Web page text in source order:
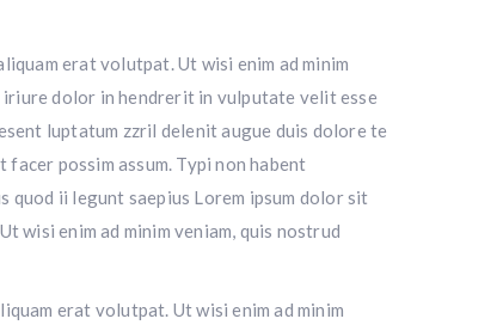
erat volutpat. Ut wisi enim ad minim
iriure dolor in hendrerit in vulputate velit esse
luptatum zzril delenit augue duis dolore te
possim assum. Typi non habent
ii legunt saepius Lorem ipsum dolor sit
wisi enim ad minim veniam, quis nostrud
erat volutpat. Ut wisi enim ad minim